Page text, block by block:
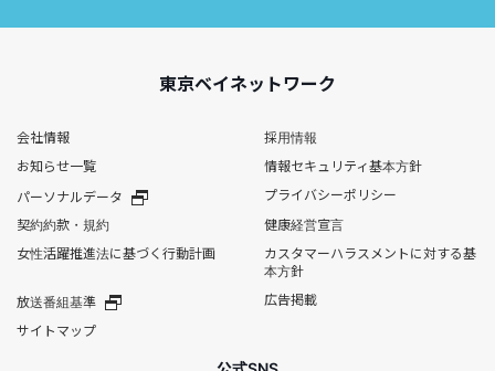
東京ベイネットワーク
会社情報
採用情報
お知らせ一覧
情報セキュリティ基本方針
パーソナルデータ
プライバシーポリシー
契約約款・規約
健康経営宣言
女性活躍推進法に基づく行動計画
カスタマーハラスメントに対する基
本方針
放送番組基準
広告掲載
サイトマップ